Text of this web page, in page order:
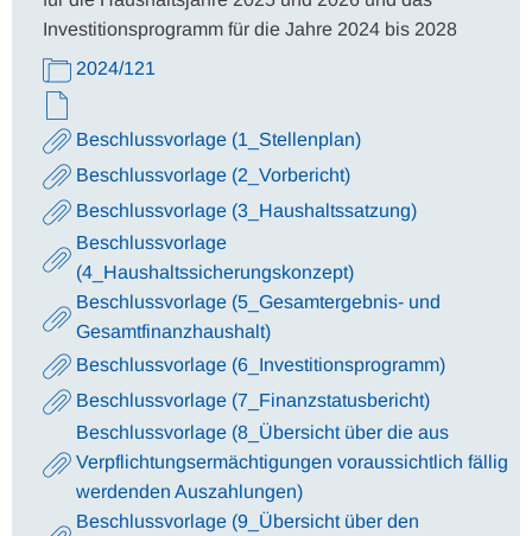
Investitionsprogramm für die Jahre 2024 bis 2028
2024/121
Beschlussvorlage (1_Stellenplan)
Beschlussvorlage (2_Vorbericht)
Beschlussvorlage (3_Haushaltssatzung)
Beschlussvorlage
(4_Haushaltssicherungskonzept)
Beschlussvorlage (5_Gesamtergebnis- und
Gesamtfinanzhaushalt)
Beschlussvorlage (6_Investitionsprogramm)
Beschlussvorlage (7_Finanzstatusbericht)
Beschlussvorlage (8_Übersicht über die aus
Verpflichtungsermächtigungen voraussichtlich fällig
werdenden Auszahlungen)
Beschlussvorlage (9_Übersicht über den